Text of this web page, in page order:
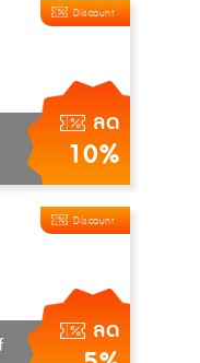
ลด
10%
Discount
ลด
Discount